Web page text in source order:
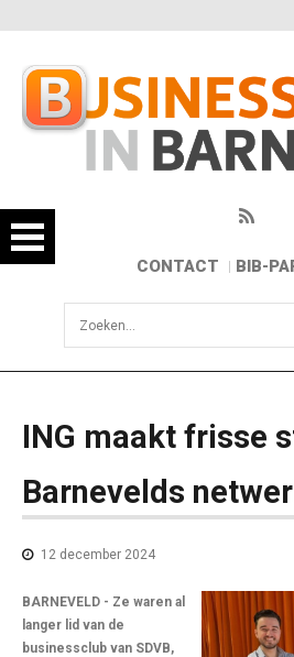
CONTACT BIB-
sisea.search
ING maakt frisse
Barnevelds
12 december 2024
BARNEVELD - Ze waren al
langer lid van de
businessclub van SDVB,